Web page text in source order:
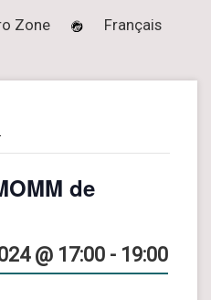
Zone Français
de
@ 17:00 - 19:00